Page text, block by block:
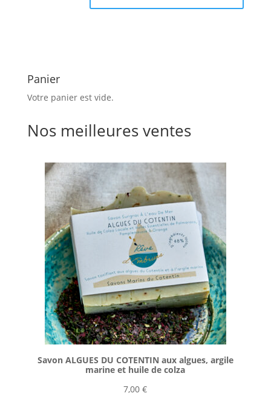
Panier
Votre panier est vide.
Nos meilleures ventes
Savon ALGUES DU COTENTIN aux algues, argile
marine et huile de colza
7,00€